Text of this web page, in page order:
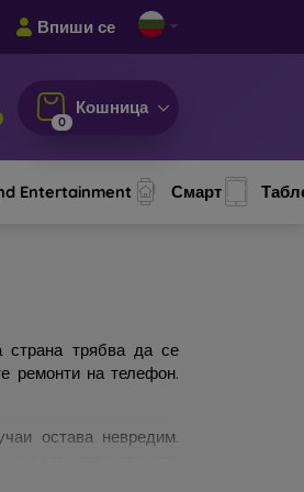
Впиши се
0
Кошница
Entertainment Смарт
страна трябва да се
ремонти на телефон.
остава невредим.
телефони. На какво